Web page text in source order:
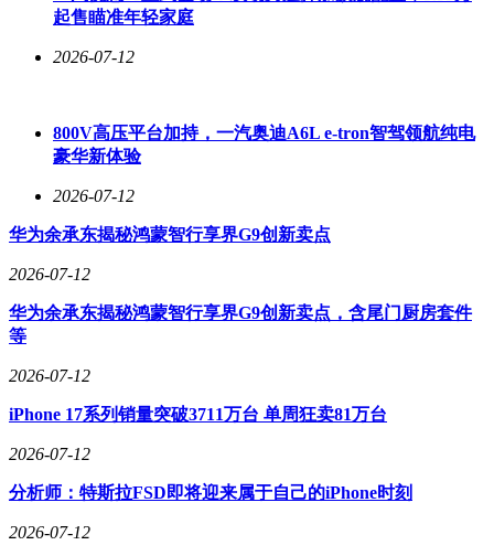
起售瞄准年轻家庭
2026-07-12
800V高压平台加持，一汽奥迪A6L e-tron智驾领航纯电
豪华新体验
2026-07-12
华为余承东揭秘鸿蒙智行享界G9创新卖点
2026-07-12
华为余承东揭秘鸿蒙智行享界G9创新卖点，含尾门厨房套件
等
2026-07-12
iPhone 17系列销量突破3711万台 单周狂卖81万台
2026-07-12
分析师：特斯拉FSD即将迎来属于自己的iPhone时刻
2026-07-12